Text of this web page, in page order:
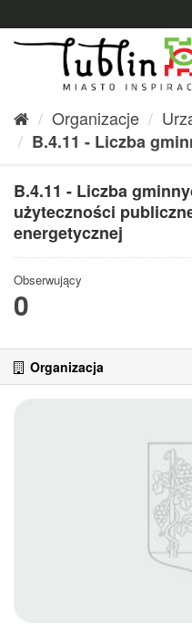
do
treści
Organizacje
B.4.11 - Liczba
B.4.11 - Liczba
użyteczności
energetycznej
Obserwujący
0
Organizacja